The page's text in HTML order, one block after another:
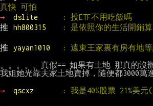
真快 可怕
→
dslite
: 投ETF不用吃飯嗎
推
hh800315 : 是依照你的生活開銷
推 yayan1010
: 遠東王家裏有房有地
。。。。。真假== 如果有土地 那真的沒
我姐她光靠夫家土地賣掉，隨便都3000萬
→
qscxz : 我是40%股票 21%美